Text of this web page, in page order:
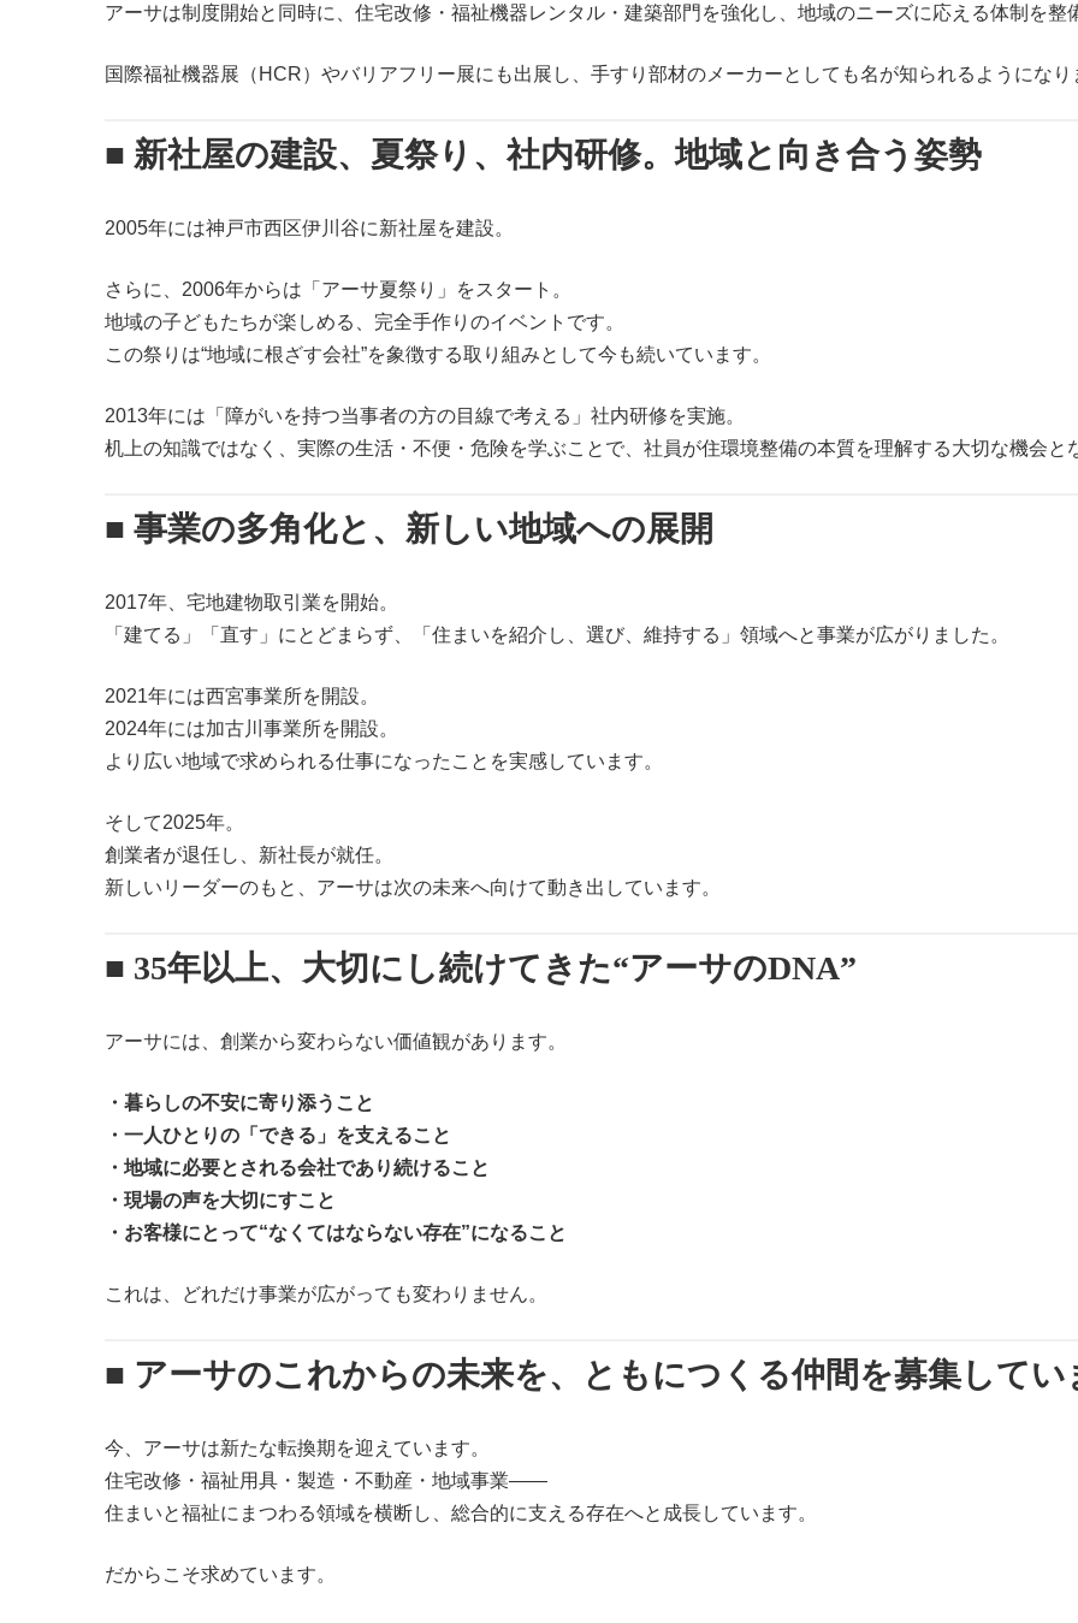
アーサは制度開始と同時に、住宅改修・福祉機器レンタル・建築部門を強化し、地域のニーズに応える体制を整
国際福祉機器展（HCR）やバリアフリー展にも出展し、手すり部材のメーカーとしても名が知られるようになり
■ 新社屋の建設、夏祭り、社内研修。地域と向き合う姿勢
2005年には神戸市西区伊川谷に新社屋を建設。
さらに、2006年からは「アーサ夏祭り」をスタート。
地域の子どもたちが楽しめる、完全手作りのイベントです。
この祭りは“地域に根ざす会社”を象徴する取り組みとして今も続いています。
2013年には「障がいを持つ当事者の方の目線で考える」社内研修を実施。
机上の知識ではなく、実際の生活・不便・危険を学ぶことで、社員が住環境整備の本質を理解する大切な機会と
■ 事業の多角化と、新しい地域への展開
2017年、宅地建物取引業を開始。
「建てる」「直す」にとどまらず、「住まいを紹介し、選び、維持する」領域へと事業が広がりました。
2021年には西宮事業所を開設。
2024年には加古川事業所を開設。
より広い地域で求められる仕事になったことを実感しています。
そして2025年。
創業者が退任し、新社長が就任。
新しいリーダーのもと、アーサは次の未来へ向けて動き出しています。
■ 35年以上、大切にし続けてきた“アーサのDNA”
アーサには、創業から変わらない価値観があります。
・暮らしの不安に寄り添うこと
・一人ひとりの「できる」を支えること
・地域に必要とされる会社であり続けること
・現場の声を大切にすこと
・お客様にとって“なくてはならない存在”になること
これは、どれだけ事業が広がっても変わりません。
■ アーサのこれからの未来を、ともにつくる仲間を募集してい
今、アーサは新たな転換期を迎えています。
住宅改修・福祉用具・製造・不動産・地域事業——
住まいと福祉にまつわる領域を横断し、総合的に支える存在へと成長しています。
だからこそ求めています。